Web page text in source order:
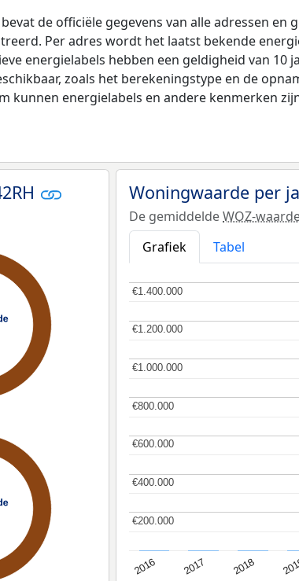
de officiële gegevens van alle adressen
Per adres wordt het laatst bekende
energielabels hebben een geldigheid van 10
zoals het berekeningstype en de
kunnen energielabels en andere kenmerken
Woningwaarde per
De gemiddeldeWOZ-
Grafiek
Tabel
2016 2017 2018
€200.000
€200.000
€400.000
€400.000
€600.000
€600.000
€800.000
€800.000
€1.000.000
€1.000.000
€1.200.000
€1.200.000
€1.400.000
€1.400.000